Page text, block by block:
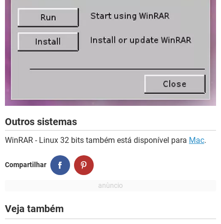
Outros sistemas
WinRAR - Linux 32 bits também está disponível para Mac.
Compartilhar
Veja também